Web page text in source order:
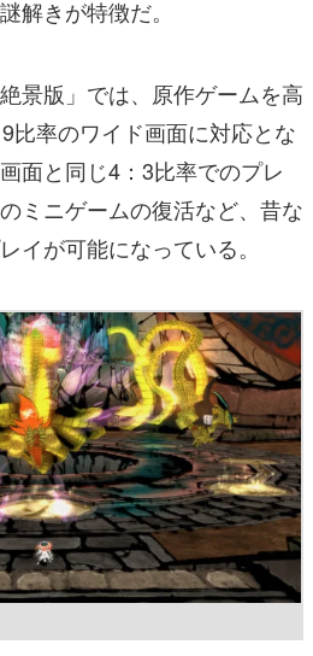
解きが特徴だ。
景版」では、原作ゲームを高
比率のワイド画面に対応とな
面と同じ4：3比率でのプレ
ミニゲームの復活など、昔な
イが可能になっている。